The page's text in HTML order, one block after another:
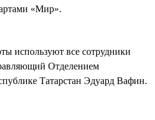
«Мир».
используют все сотрудники
Отделением
Татарстан Эдуард Вафин.